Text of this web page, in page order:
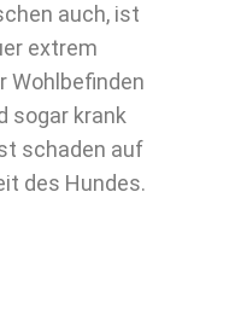
auch, ist
extrem
Wohlbefinden
sogar krank
schaden auf
des Hundes.